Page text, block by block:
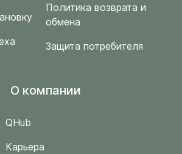
Политика возврата и
обмена
Защита потребителя
O компании
QHub
Карьера